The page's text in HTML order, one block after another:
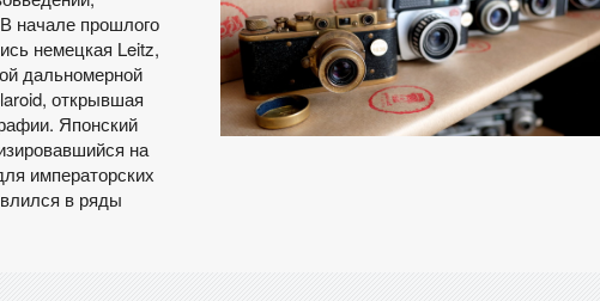
начале прошлого
немецкая Leitz,
дальномерной
открывшая
Японский
на
императорских
в ряды